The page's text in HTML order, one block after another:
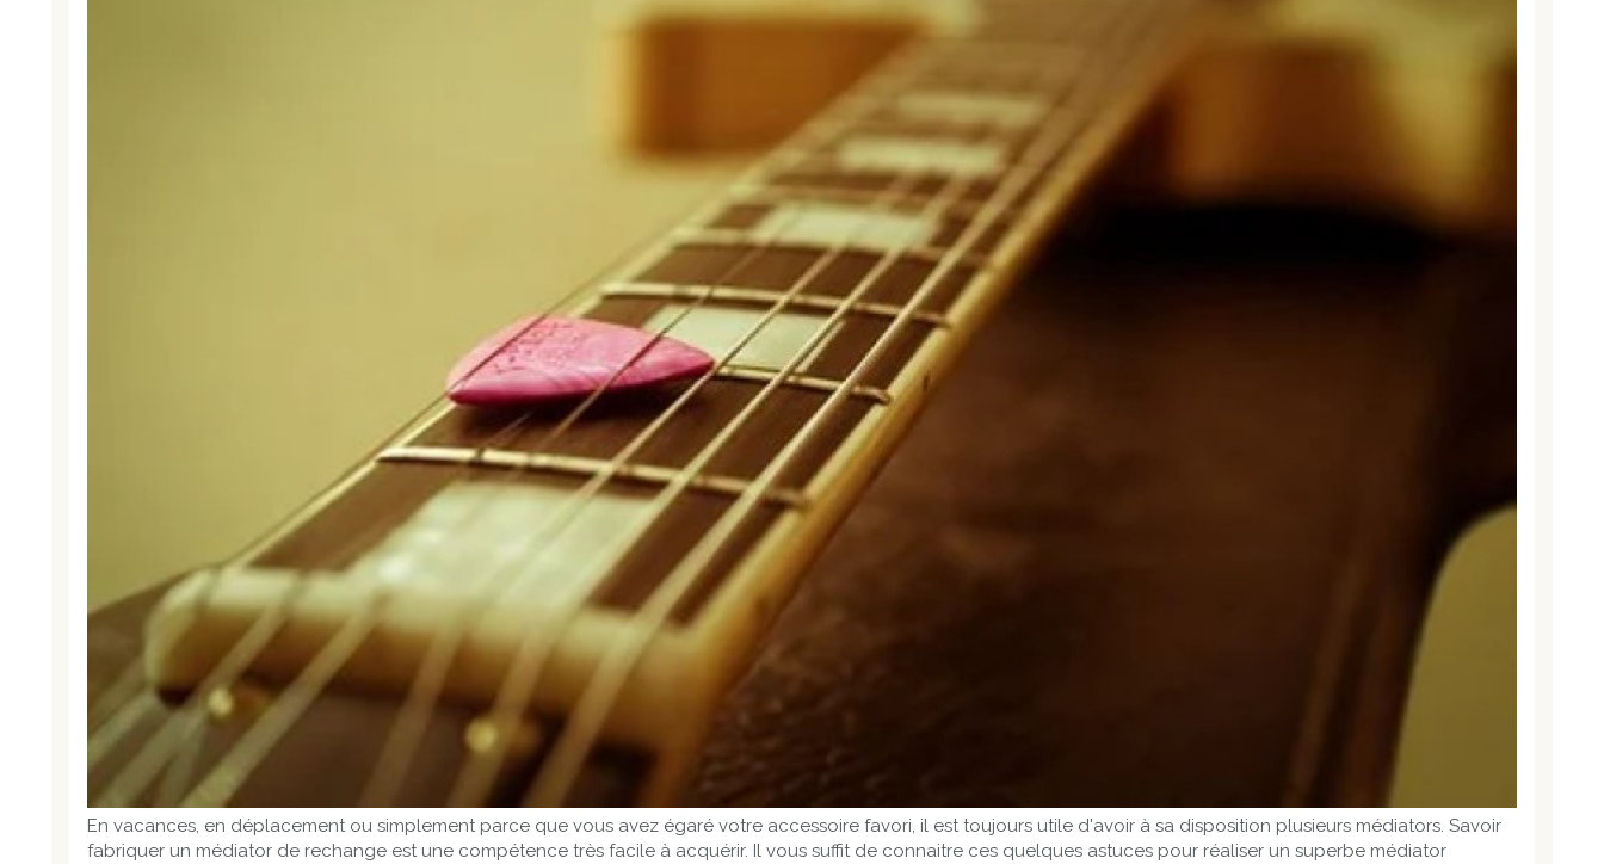
En vacances, en déplacement ou simplement parce que vous avez égaré votre accessoire favori, il est toujours utile d'avoir à sa disposition plusieurs médiators. Savoir
fabriquer un médiator de rechange est une compétence très facile à acquérir. Il vous suffit de connaitre ces quelques astuces pour réaliser un superbe médiator